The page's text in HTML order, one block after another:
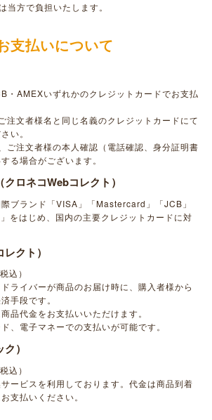
当方で負担いたします。
支払いについて
・AMEXいずれかのクレジットカードでお支払
注文者様名と同じ名義のクレジットカードにて
い。
ご注文者様の本人確認（電話確認、身分証明書
る場合がございます。
ロネコWebコレクト）
ブランド「VISA」「Mastercard」「JCB」
をはじめ、国内の主要クレジットカードに対
クト）
込）
ライバーが商品のお届け時に、購入者様から
手段です。
品代金をお支払いいただけます。
、電子マネーでの支払いが可能です。
）
込）
ービスを利用しております。代金は商品到着
支払いください。